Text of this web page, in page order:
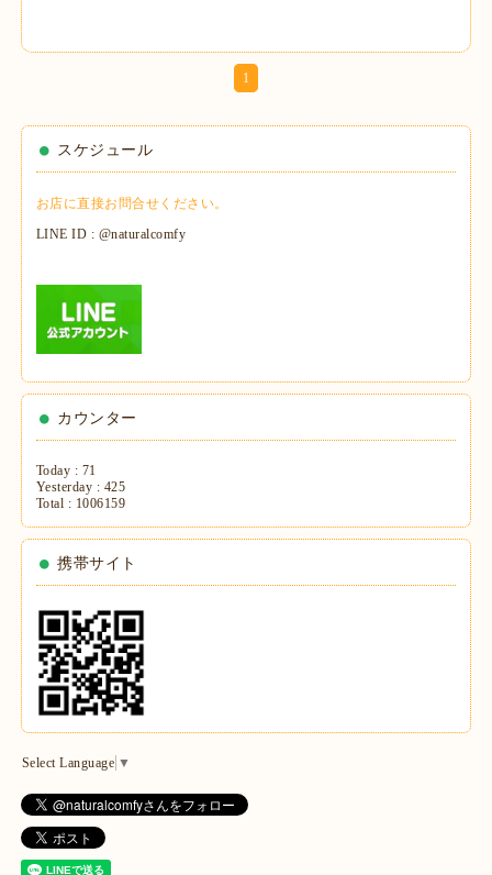
1
スケジュール
お店に直接お問合せください。
LINE ID : @naturalcomfy
カウンター
Today : 71
Yesterday : 425
Total : 1006159
携帯サイト
Select Language ▼